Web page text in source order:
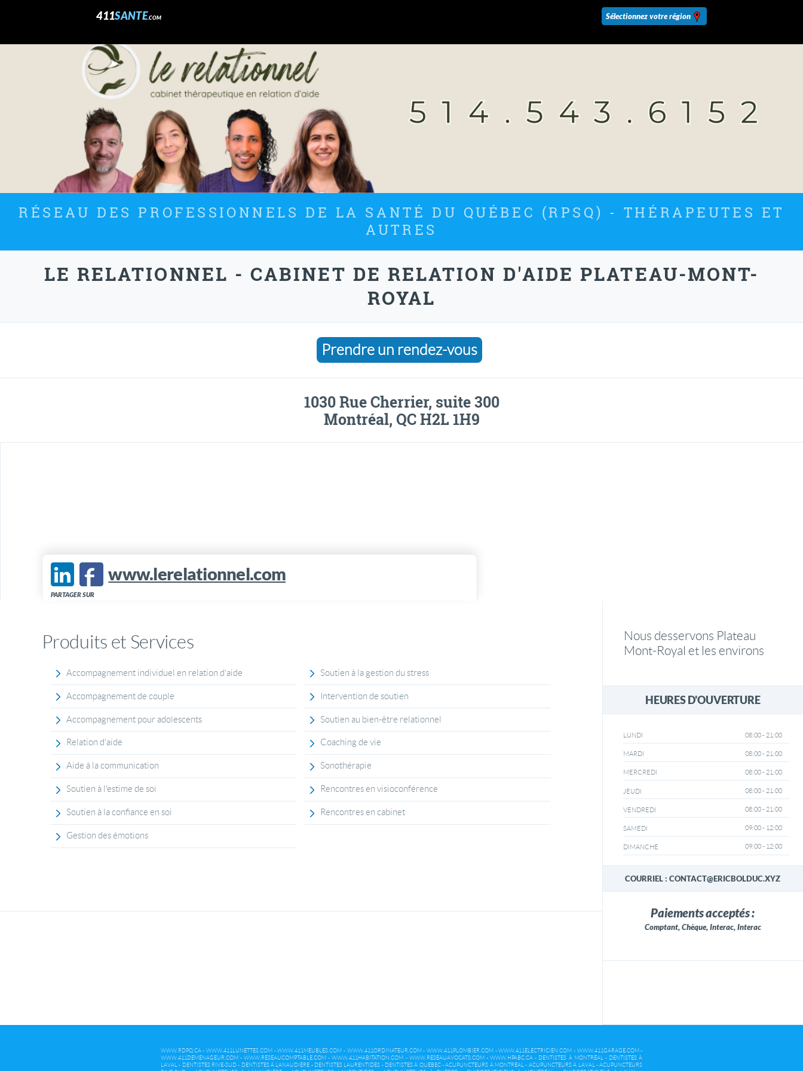
411SANTE.COM
RÉSEAU DES PROFESSIONNELS DE LA SANTÉ DU QUÉBEC (RPSQ) - THÉRAPEUTES ET
AUTRES
LE RELATIONNEL - CABINET DE RELATION D'AIDE PLATEAU-MONT-
ROYAL
Prendre un rendez-vous
1030 Rue Cherrier, suite 300
Montréal, QC H2L 1H9
www.lerelationnel.com
PARTAGER SUR
Produits et Services
Accompagnement individuel en relation d'aide
Accompagnement de couple
Accompagnement pour adolescents
Relation d'aide
Aide à la communication
Soutien à l'estime de soi
Soutien à la confiance en soi
Gestion des émotions
Soutien à la gestion du stress
Intervention de soutien
Soutien au bien-être relationnel
Coaching de vie
Sonothérapie
Rencontres en visioconférence
Rencontres en cabinet
Nous desservons Plateau
Mont-Royal et les environs
HEURES D'OUVERTURE
LUNDI 08:00 - 21:00
MARDI 08:00 - 21:00
MERCREDI 08:00 - 21:00
JEUDI 08:00 - 21:00
VENDREDI 08:00 - 21:00
SAMEDI 09:00 - 12:00
DIMANCHE 09:00 - 12:00
COURRIEL : CONTACT@ERICBOLDUC.XYZ
Paiements acceptés :
Comptant, Chèque, Interac, Interac
WWW.RDPQ.CA-WWW.411LUNETTES.COM -WWW.411MEUBLES.COM - WWW.411ORDINATEUR.COM - WWW.411PLOMBIER.COM -WWW.411ELECTRICIEN.COM - WWW.411GARAGE.COM -
WWW.411DEMENAGEUR.COM -WWW.RESEAUCOMPTABLE.COM -WWW.411HABITATION.COM - WWW.RESEAUAVOCATS.COM -WWW.HPABC.CA - DENTISTES À MONTRÉAL- DENTISTES À
LAVAL- DENTISTES RIVE-SUD- DENTISTES À LANAUDIÈRE - DENTISTES LAURENTIDES - DENTISTES À QUÉBEC-ACUPUNCTEURS À MONTRÉAL - ACUPUNCTEURS À LAVAL-ACUPUNCTEURS